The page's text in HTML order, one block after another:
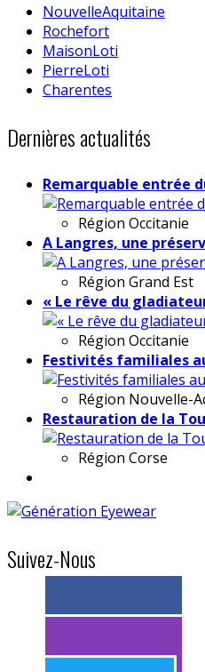
NouvelleAquitaine
Rochefort
MaisonLoti
PierreLoti
Charentes
Dernières actualités
Remarquable entrée
Région Occitanie
A Langres, une
Région Grand Est
« Le rêve du
Région Occitanie
Festivités familiales
Région Nouvelle-
Restauration de la
Région Corse
Suivez-Nous
> 11k abonnés
> 11k abonnés